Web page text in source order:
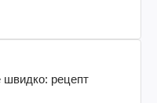
швидко: рецепт